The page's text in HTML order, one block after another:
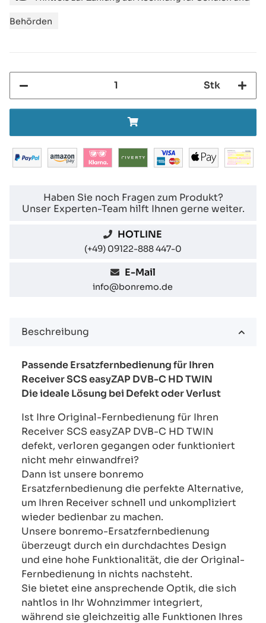
Behörden
Stk
Haben Sie noch Fragen zum Produkt?
Unser Experten-Team hilft Ihnen gerne weiter.
HOTLINE
(+49) 09122-888 447-0
E-Mail
info@bonremo.de
Beschreibung
Passende Ersatzfernbedienung für Ihren
Receiver SCS easyZAP DVB-C HD TWIN
Die ideale Lösung bei Defekt oder Verlust
Ist Ihre Original-Fernbedienung für Ihren
Receiver SCS easyZAP DVB-C HD TWIN
defekt, verloren gegangen oder funktioniert
nicht mehr einwandfrei?
Dann ist unsere bonremo
Ersatzfernbedienung die perfekte Alternative,
um Ihren Receiver schnell und unkompliziert
wieder bedienbar zu machen.
Unsere bonremo-Ersatzfernbedienung
überzeugt durch ein durchdachtes Design
und eine hohe Funktionalität, die der Original-
Fernbedienung in nichts nachsteht.
Sie bietet eine ansprechende Optik, die sich
nahtlos in Ihr Wohnzimmer integriert,
während sie gleichzeitig alle Funktionen Ihres